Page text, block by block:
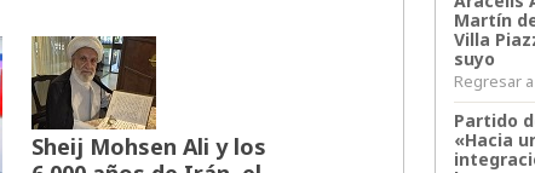
Sheij Mohsen Ali y los
Martín
Villa
suyo
Regresar
Partido
«Hacia